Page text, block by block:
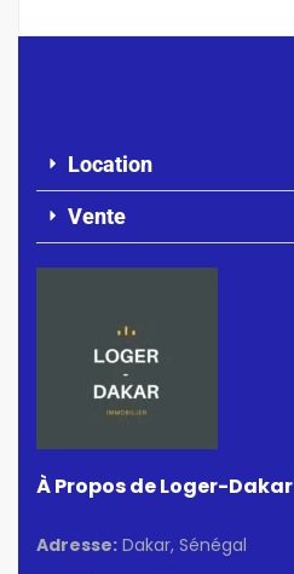
Location
Vente
À Propos de Loger-Dakar
Adresse: Dakar, Sénégal